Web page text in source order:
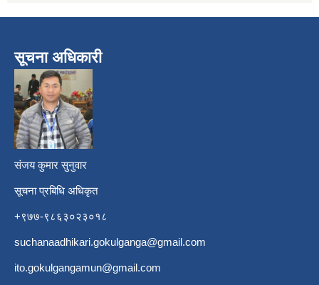
सूचना अधिकारी
संजय कुमार सुनुवार
सूचना प्रबिधि अधिकृत
+९७७-९८६३०२३०१८
suchanaadhikari.gokulganga@gmail.com
ito.gokulgangamun@gmail.com